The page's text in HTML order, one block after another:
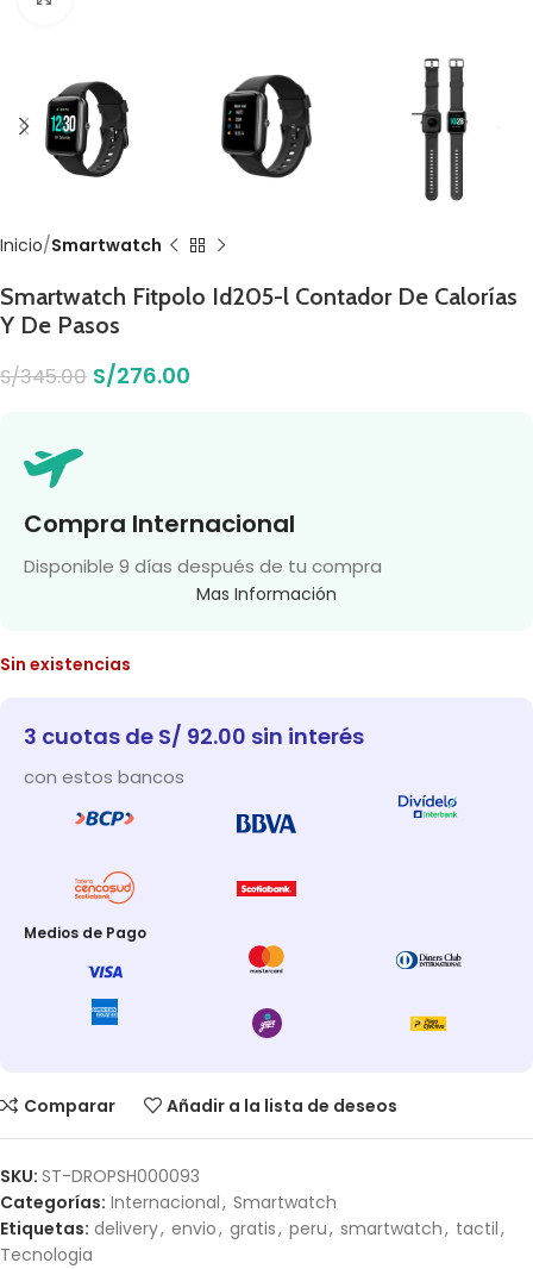
Inicio Smartwatch
Smartwatch Fitpolo Id205-l Contador De Calorías
Y De Pasos
S/345.00 S/276.00
Compra Internacional
Disponible 9 días después de tu compra
Mas Información
Sin existencias
3 cuotas de S/ 92.00 sin interés
con estos bancos
Medios de Pago
Comparar Añadir a la lista de deseos
SKU: ST-DROPSH000093
Categorías: Internacional, Smartwatch
Etiquetas: delivery, envio, gratis, peru, smartwatch, tactil,
Tecnologia